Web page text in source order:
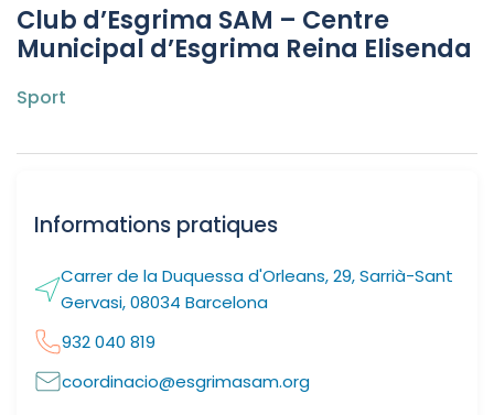
Club d’Esgrima SAM – Centre
Municipal d’Esgrima Reina Elisenda
Sport
Informations pratiques
Carrer de la Duquessa d'Orleans, 29, Sarrià-Sant
Gervasi, 08034 Barcelona
932 040 819
coordinacio@esgrimasam.org